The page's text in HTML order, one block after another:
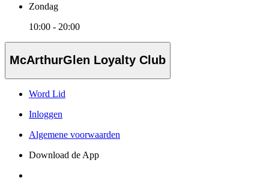
Zondag
10:00 - 20:00
McArthurGlen Loyalty Club
Word Lid
Inloggen
Algemene voorwaarden
Download de App